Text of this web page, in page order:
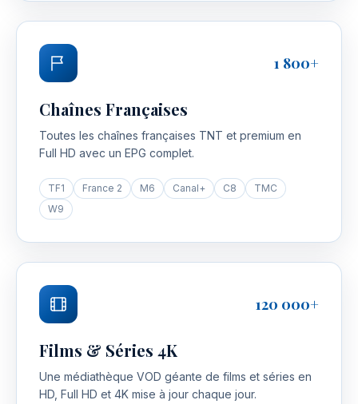
1 800+
Chaînes Françaises
Toutes les chaînes françaises TNT et premium en
Full HD avec un EPG complet.
TF1 France 2 M6 Canal+ C8
TMC
W9
120 000+
Films & Séries 4K
Une médiathèque VOD géante de films et séries en
HD, Full HD et 4K mise à jour chaque jour.